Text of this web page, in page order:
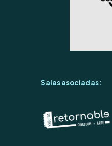
Salas asociadas: